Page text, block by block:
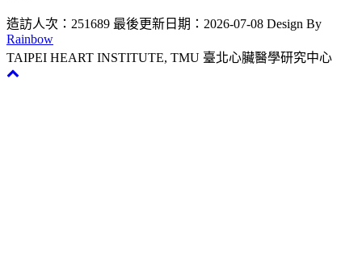
造訪人次：251689 最後更新日期：2026-07-08 Design By
Rainbow
TAIPEI HEART INSTITUTE, TMU 臺北心臟醫學研究中心